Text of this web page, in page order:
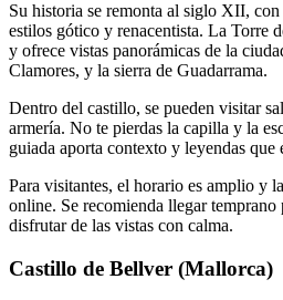
Su historia se remonta al siglo XII,
estilos gótico y renacentista. La Torre
y ofrece vistas panorámicas de la
Clamores, y la sierra de Guadarrama.
Dentro del castillo, se pueden visitar
armería. No te pierdas la capilla y la
guiada aporta contexto y leyendas que
Para visitantes, el horario es amplio y
online. Se recomienda llegar
disfrutar de las vistas con calma.
Castillo de Bellver (Mallorca)